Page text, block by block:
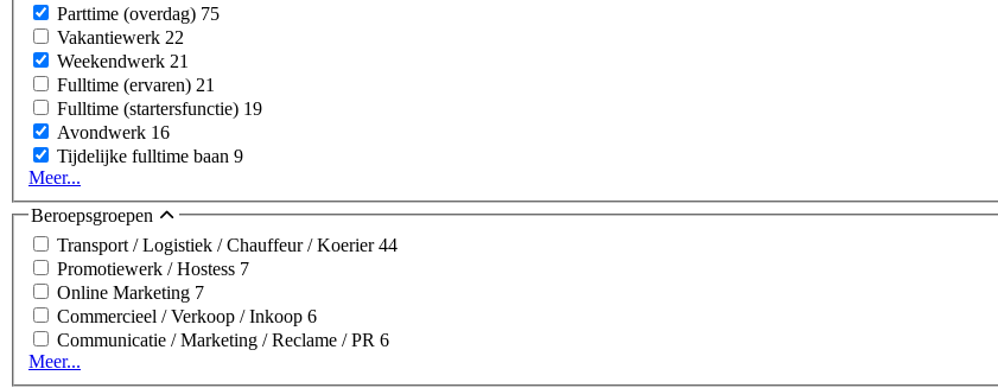
Parttime (overdag) 75
Vakantiewerk 22
Weekendwerk 21
Fulltime (ervaren) 21
Fulltime (startersfunctie) 19
Avondwerk 16
Tijdelijke fulltime baan 9
Meer...
Beroepsgroepen
Transport / Logistiek / Chauffeur / Koerier44
Promotiewerk / Hostess 7
Online Marketing 7
Commercieel / Verkoop / Inkoop 6
Communicatie / Marketing / Reclame / PR 6
Meer...